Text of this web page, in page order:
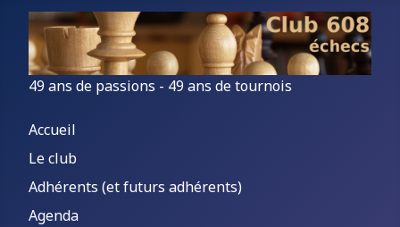
49 ans de passions - 49 ans de tournois
Accueil
Le club
Adhérents (et futurs adhérents)
Agenda